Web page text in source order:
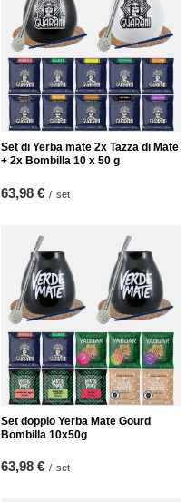
Set di Yerba mate 2x Tazza di Mate
+ 2x Bombilla 10 x 50 g
63,98 € / set
Set doppio Yerba Mate Gourd
Bombilla 10x50g
63,98 € / set